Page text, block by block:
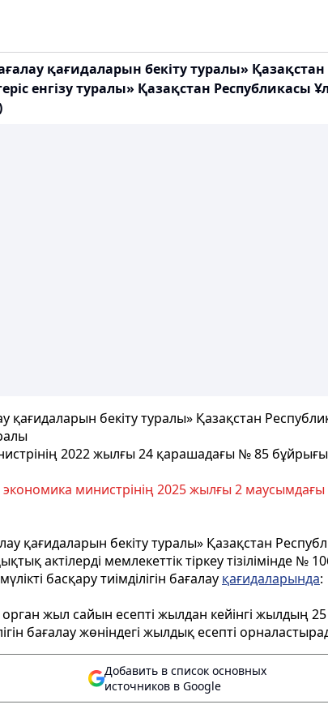
қағидаларын бекіту туралы»
енгізу туралы» Қазақстан Республикасы
қағидаларын бекіту туралы» Қазақстан
2022 жылғы 24 қарашадағы № 85 бұйрығы
министрінің 2025 жылғы 2
қағидаларын бекіту туралы» Қазақстан
актілерді мемлекеттік тіркеу тізілімінде №
басқару тиімділігін бағалау қағидаларында:
орган жыл сайын есепті жылдан кейінгі жылдың
бағалау жөніндегі жылдық есепті
Добавить в список основных
источников в Google